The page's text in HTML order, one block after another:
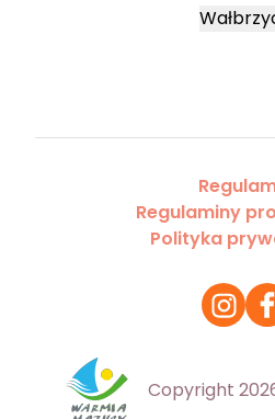
Regulaminy
Polityka
Copyright